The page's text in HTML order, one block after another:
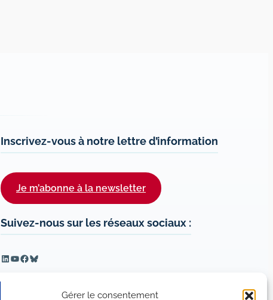
Gérer le consentement
Inscrivez-vous à notre lettre d’information
Je m’abonne à la newsletter
Suivez-nous sur les réseaux sociaux :
LinkedIn
YouTube
Facebook
Bluesky